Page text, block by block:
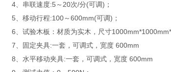
4、串联速度:5～20次/分(可调)；
5、移动行程:100～600mm(可调)；
6、试验木板：材质为实木，尺寸
7、固定夹具:一套，可调式，宽度 600mm
8、水平移动夹具:一套，可调式，宽度 600mm